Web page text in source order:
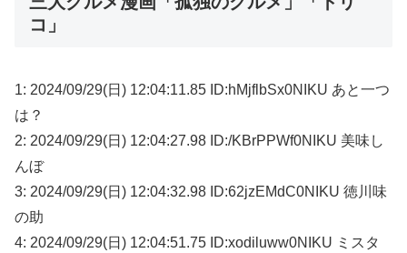
コ」
1: 2024/09/29(日) 12:04:11.85 ID:hMjflbSx0NIKU あと一つ
は？
2: 2024/09/29(日) 12:04:27.98 ID:/KBrPPWf0NIKU 美味し
んぼ
3: 2024/09/29(日) 12:04:32.98 ID:62jzEMdC0NIKU 徳川味
の助
4: 2024/09/29(日) 12:04:51.75 ID:xodiluww0NIKU ミスタ